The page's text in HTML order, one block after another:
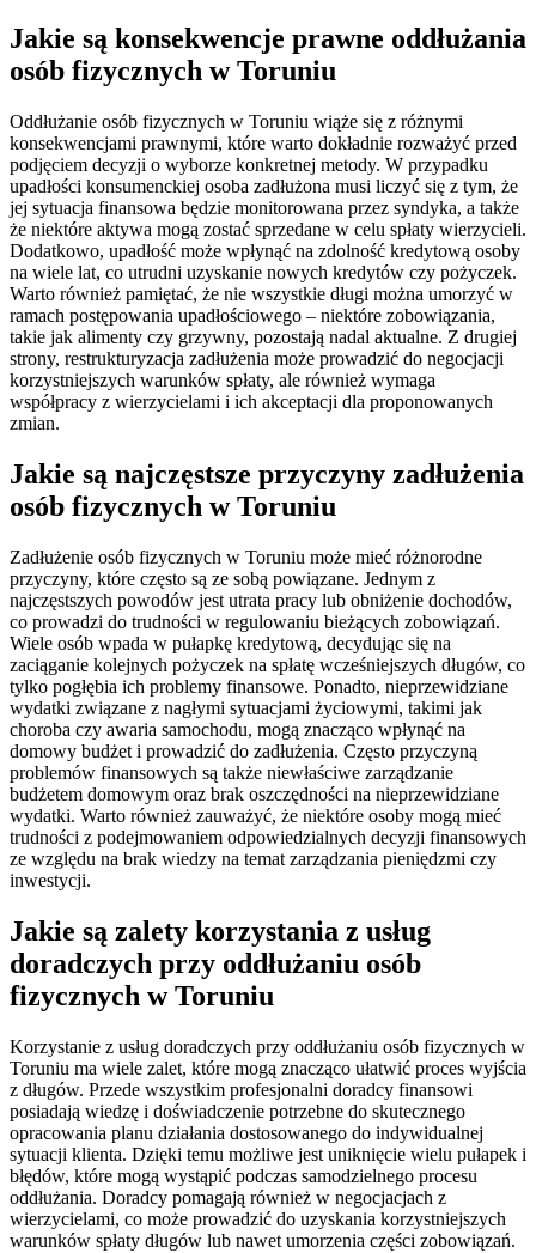
Jakie są konsekwencje prawne oddłużania
osób fizycznych w Toruniu
Oddłużanie osób fizycznych w Toruniu wiąże się z różnymi
konsekwencjami prawnymi, które warto dokładnie rozważyć przed
podjęciem decyzji o wyborze konkretnej metody. W przypadku
upadłości konsumenckiej osoba zadłużona musi liczyć się z tym, że
jej sytuacja finansowa będzie monitorowana przez syndyka, a także
że niektóre aktywa mogą zostać sprzedane w celu spłaty wierzycieli.
Dodatkowo, upadłość może wpłynąć na zdolność kredytową osoby
na wiele lat, co utrudni uzyskanie nowych kredytów czy pożyczek.
Warto również pamiętać, że nie wszystkie długi można umorzyć w
ramach postępowania upadłościowego – niektóre zobowiązania,
takie jak alimenty czy grzywny, pozostają nadal aktualne. Z drugiej
strony, restrukturyzacja zadłużenia może prowadzić do negocjacji
korzystniejszych warunków spłaty, ale również wymaga
współpracy z wierzycielami i ich akceptacji dla proponowanych
zmian.
Jakie są najczęstsze przyczyny zadłużenia
osób fizycznych w Toruniu
Zadłużenie osób fizycznych w Toruniu może mieć różnorodne
przyczyny, które często są ze sobą powiązane. Jednym z
najczęstszych powodów jest utrata pracy lub obniżenie dochodów,
co prowadzi do trudności w regulowaniu bieżących zobowiązań.
Wiele osób wpada w pułapkę kredytową, decydując się na
zaciąganie kolejnych pożyczek na spłatę wcześniejszych długów, co
tylko pogłębia ich problemy finansowe. Ponadto, nieprzewidziane
wydatki związane z nagłymi sytuacjami życiowymi, takimi jak
choroba czy awaria samochodu, mogą znacząco wpłynąć na
domowy budżet i prowadzić do zadłużenia. Często przyczyną
problemów finansowych są także niewłaściwe zarządzanie
budżetem domowym oraz brak oszczędności na nieprzewidziane
wydatki. Warto również zauważyć, że niektóre osoby mogą mieć
trudności z podejmowaniem odpowiedzialnych decyzji finansowych
ze względu na brak wiedzy na temat zarządzania pieniędzmi czy
inwestycji.
Jakie są zalety korzystania z usług
doradczych przy oddłużaniu osób
fizycznych w Toruniu
Korzystanie z usług doradczych przy oddłużaniu osób fizycznych w
Toruniu ma wiele zalet, które mogą znacząco ułatwić proces wyjścia
z długów. Przede wszystkim profesjonalni doradcy finansowi
posiadają wiedzę i doświadczenie potrzebne do skutecznego
opracowania planu działania dostosowanego do indywidualnej
sytuacji klienta. Dzięki temu możliwe jest uniknięcie wielu pułapek i
błędów, które mogą wystąpić podczas samodzielnego procesu
oddłużania. Doradcy pomagają również w negocjacjach z
wierzycielami, co może prowadzić do uzyskania korzystniejszych
warunków spłaty długów lub nawet umorzenia części zobowiązań.